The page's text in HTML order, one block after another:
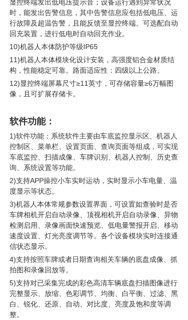
显控终端发出低电压提示音；设备运行遇到异常状况
时，能发出告警信息，其中告警信息应包括低电压、运
行故障及超温告警，且能反馈至显控终端。可选配自动
回充装置，进行低电时自动回充作业。
10)机器人本体防护等级IP65
11)机器人本体模块化设计安装，高强度铝合金材质结
构，性能稳定可靠。路面适应性：四级以上公路。
12)显控终端屏幕尺寸≥11英寸，可存储容量≥6万幅图
像，且可扩展存储卡。
软件功能：
1)软件功能：系统软件主要由车底监控显示区、机器人
控制区、菜单栏、设置页面、查询页面等组成，可实现
车底监控、扫描成像、车牌识别、机器人控制、历史查
询、系统设置等功能。
2)支持APP操控小车实时运动，实时显示小车电量、温
度显示等状态。
3)机器人本体常规参数设置界面，可设置如查验时是否
车牌相机开启自动录像、顶视相机开启自动录像、异物
检测启用、录像画面快速预览、低电量警报开启、移动
速度设置、灯光亮度调节等。各个设备模块实时连接通
信状态显示。
4)支持按照车牌或者日期查询相关车辆的底盘成像、抓
拍图和录像回放等。
5)支持对已采集完成的彩色高清车辆底盘扫描图像进行
完整显示、放缩、色彩调节、均衡、白平衡、过滤、黑
白、锐化、还原、自动、对比度、亮度及饱和度等调
整。